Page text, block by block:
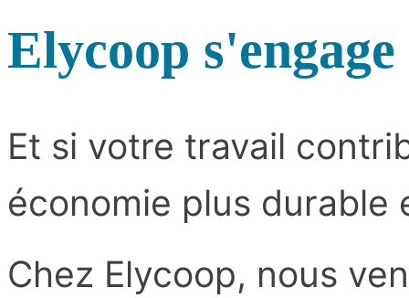
Elycoop
Et si votre travail
économie plus durable
Chez Elycoop, nous